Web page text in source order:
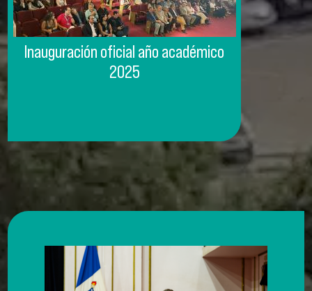
Inauguración oficial año académico
2025